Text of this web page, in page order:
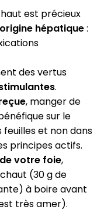
est précieux
hépatique:
des vertus
.
, manger de
sur le
feuilles et non dans
principes actifs.
votre foie,
(30 g de
à boire avant
très amer).